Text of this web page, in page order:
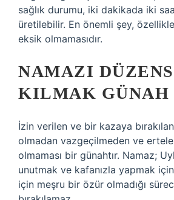
sağlık durumu, iki dakikada iki
üretilebilir. En önemli şey, özellikle
eksik olmamasıdır.
NAMAZI
KILMAK GÜNAH
İzin verilen ve bir kazaya
olmadan vazgeçilmeden ve
olmaması bir günahtır. Namaz;
unutmak ve kafanızla yapmak
için meşru bir özür olmadığı